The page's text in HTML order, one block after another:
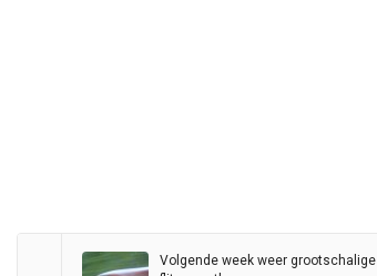
Volgende week weer grootschalige